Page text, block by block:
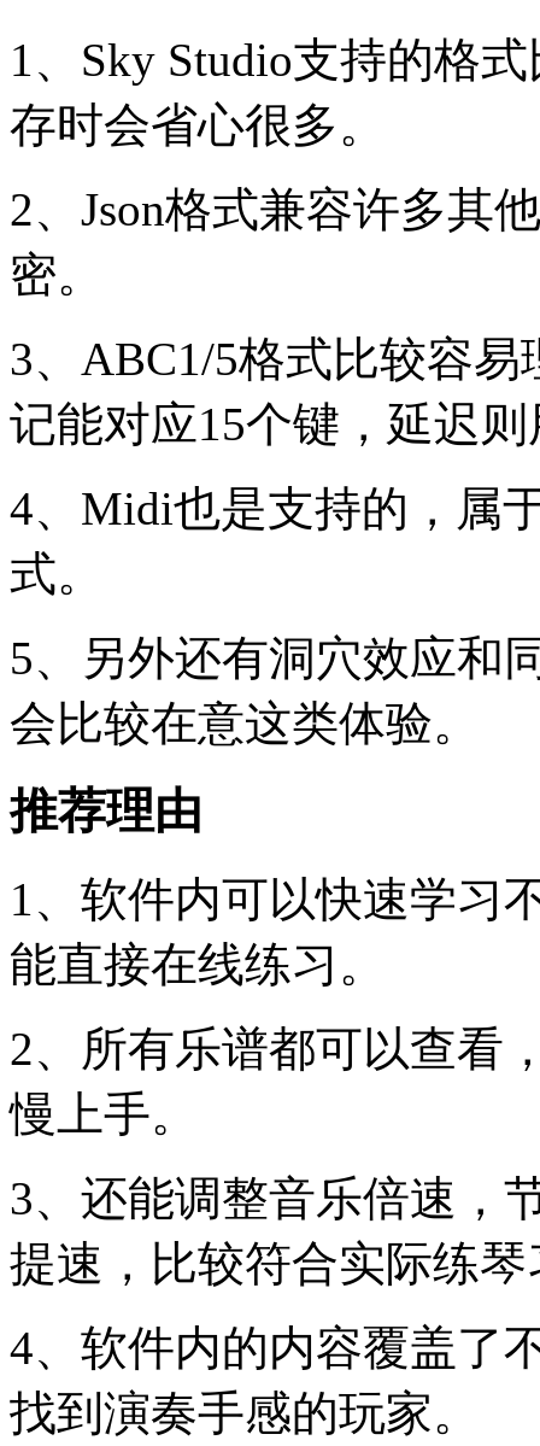
1、Sky Studio支持的格
存时会省心很多。
2、Json格式兼容许多其
密。
3、ABC1/5格式比较容
记能对应15个键，延迟
4、Midi也是支持的，属
式。
5、另外还有洞穴效应和
会比较在意这类体验。
推荐理由
1、软件内可以快速学习
能直接在线练习。
2、所有乐谱都可以查看
慢上手。
3、还能调整音乐倍速，
提速，比较符合实际练琴
4、软件内的内容覆盖了
找到演奏手感的玩家。